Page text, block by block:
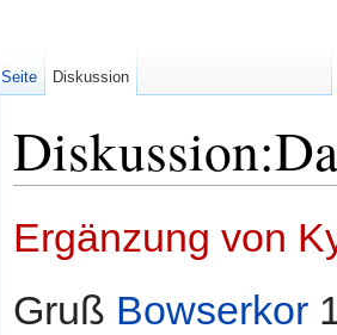
Ergänzung von
Gruß Bowserkor
Seite Diskussion